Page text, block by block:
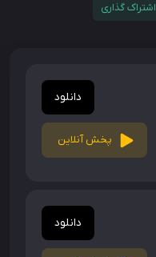
اشتراک گذاری
دانلود
پخش آنلاین
دانلود